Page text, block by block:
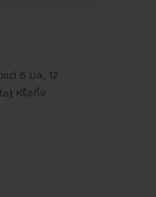
แต่ 6 มล, 12
หรือกึ่ง